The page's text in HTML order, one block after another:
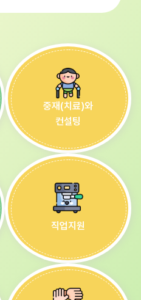
중재(치료)와
컨설팅
직업지원